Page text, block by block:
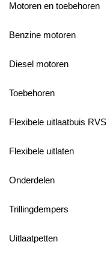
Motoren en toebehoren
Benzine motoren
Diesel motoren
Toebehoren
Flexibele uitlaatbuis RVS
Flexibele uitlaten
Onderdelen
Trillingdempers
Uitlaatpetten